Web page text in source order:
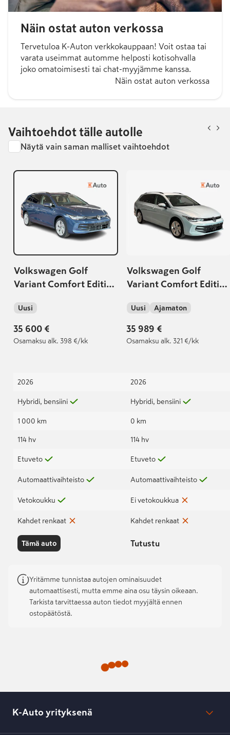
Näin ostat auton verkossa
Tervetuloa K-Auton verkkokauppaan! Voit ostaa tai
varata useimmat automme helposti kotisohvalla
joko omatoimisesti tai chat-myyjämme kanssa.
Näin ostat auton verkossa
Vaihtoehdot tälle autolle
Näytä vain saman malliset vaihtoehdot
Volkswagen Golf
Variant Comfort Edition
DSG-aut. | Takuu 5 v /
100 tkm
Uusi
35 600 €
Osamaksu alk. 398 €/kk
2026
Hybridi, bensiini
1 000 km
114 hv
Etuveto
Automaattivaihteisto
Vetokoukku
Kahdet renkaat
Tämä auto
Volkswagen Golf
Variant Comfort Edition
DSG-automaatti |
Korko 1,49% + kulut |
Uusi Ajamaton
35 989 €
Osamaksu alk. 321 €/kk
2026
Hybridi, bensiini
0 km
114 hv
Etuveto
Automaattivaihteisto
Ei vetokoukkua
Kahdet renkaat
Tutustu
Yritämme tunnistaa autojen ominaisuudet
automaattisesti, mutta emme aina osu täysin oikeaan.
Tarkista tarvittaessa auton tiedot myyjältä ennen
ostopäätöstä.
K-Auto yrityksenä